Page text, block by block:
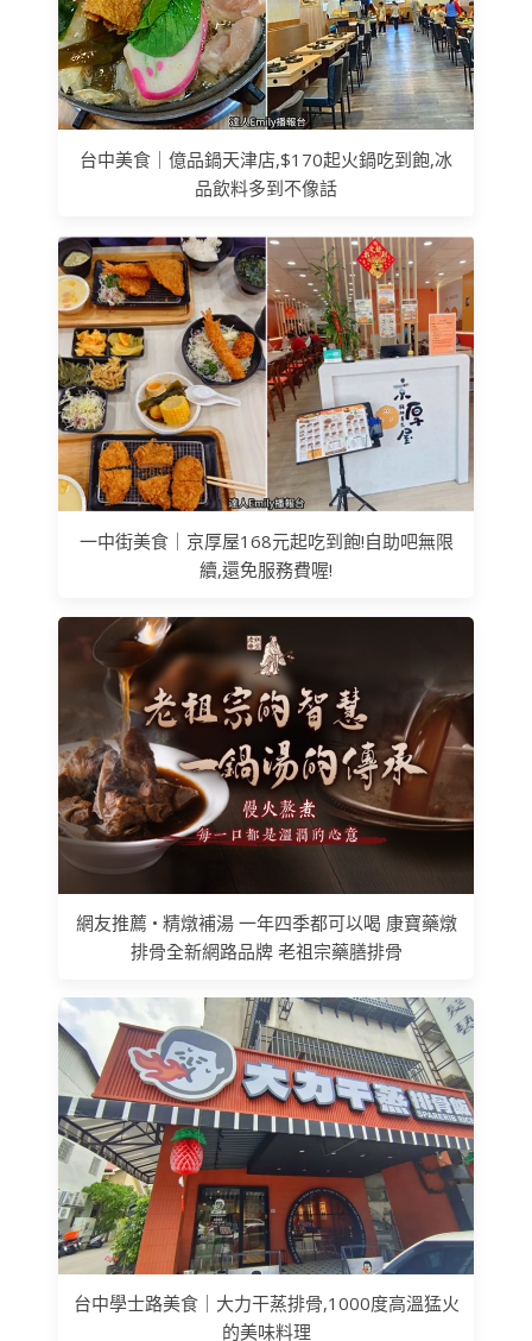
台中美食｜億品鍋天津店,$170起火鍋吃到飽,冰
品飲料多到不像話
一中街美食｜京厚屋168元起吃到飽!自助吧無限
續,還免服務費喔!
網友推薦 • 精燉補湯 一年四季都可以喝 康寶藥燉
排骨全新網路品牌 老祖宗藥膳排骨
台中學士路美食｜大力干蒸排骨,1000度高溫猛火
的美味料理